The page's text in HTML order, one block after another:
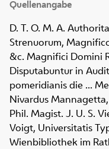
Quellenangabe
D. T. O. M. A.
Strenuorum,
&c. Magnifici Domini
Disputabuntur in
pomeridianis die ...
Nivardus
Phil. Magist. J. U. S.
Voigt, Universitatis
Wienbibliothek im